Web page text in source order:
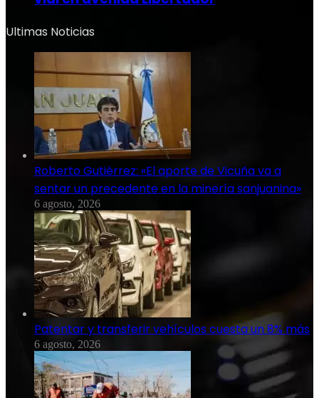
Ultimas Noticias
Roberto Gutiérrez: «El aporte de Vicuña va a
sentar un precedente en la minería sanjuanina»
6 agosto, 2026
Patentar y transferir vehículos cuesta un 8% más
6 agosto, 2026